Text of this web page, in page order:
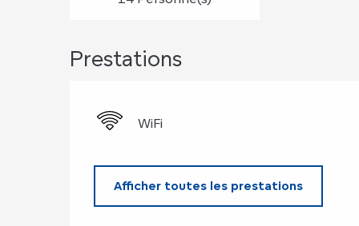
Prestations
WiFi
Afficher toutes les prestations